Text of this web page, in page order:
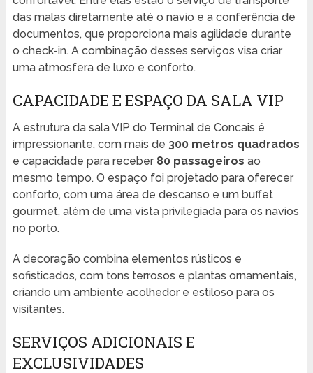
das malas diretamente até o navio e a conferência de
documentos, que proporciona mais agilidade durante
o check-in. A combinação desses serviços visa criar
uma atmosfera de luxo e conforto.
CAPACIDADE E ESPAÇO DA SALA VIP
A estrutura da sala VIP do Terminal de Concais é
impressionante, com mais de 300 metros quadrados
e capacidade para receber 80 passageiros ao
mesmo tempo. O espaço foi projetado para oferecer
conforto, com uma área de descanso e um buffet
gourmet, além de uma vista privilegiada para os navios
no porto.
A decoração combina elementos rústicos e
sofisticados, com tons terrosos e plantas ornamentais,
criando um ambiente acolhedor e estiloso para os
visitantes.
SERVIÇOS ADICIONAIS E
EXCLUSIVIDADES